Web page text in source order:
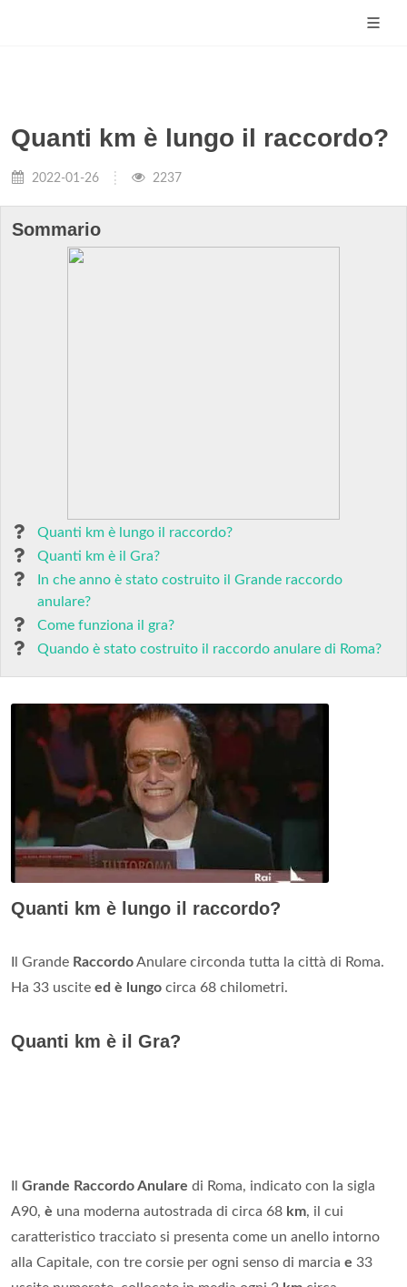
Quanti km è lungo il raccordo?
2022-01-26 2237
Sommario
Quanti km è lungo il raccordo?
Quanti km è il Gra?
In che anno è stato costruito il Grande raccordo
anulare?
Come funziona il gra?
Quando è stato costruito il raccordo anulare di Roma?
Quanti km è lungo il raccordo?
Il Grande RaccordoAnulare circonda tutta la città di Roma.
Ha 33 uscite ed è lungo circa 68 chilometri.
Quanti km è il Gra?
Grande Raccordo Anulare di Roma, indicato con la sigla
A90, è una moderna autostrada di circa 68 km, il cui
caratteristico tracciato si presenta come un anello intorno
alla Capitale, con tre corsie per ogni senso di marcia e 33